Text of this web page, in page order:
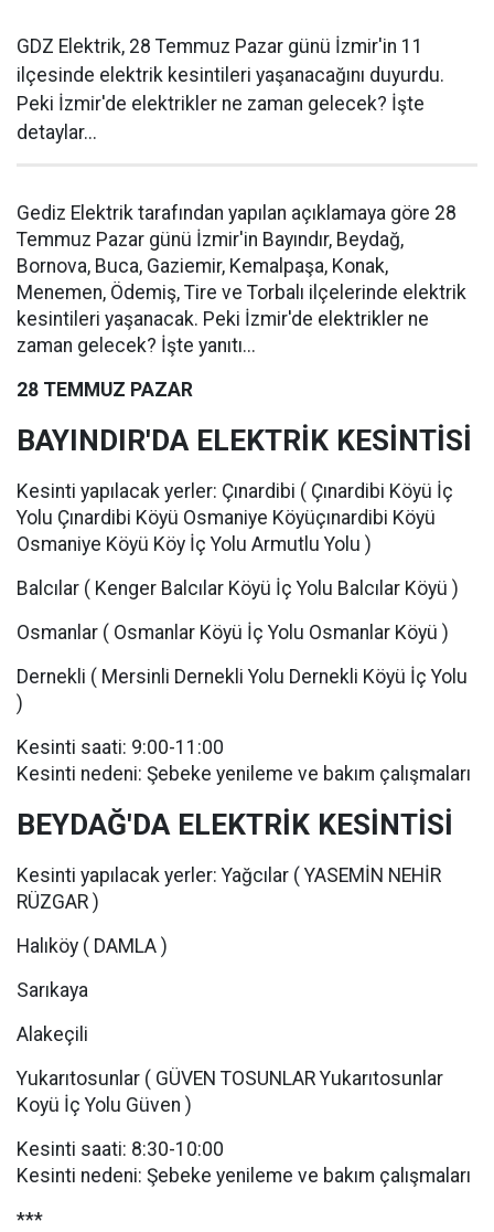
GDZ Elektrik, 28 Temmuz Pazar günü İzmir'in 11
ilçesinde elektrik kesintileri yaşanacağını duyurdu.
Peki İzmir'de elektrikler ne zaman gelecek? İşte
detaylar...
Gediz Elektrik tarafından yapılan açıklamaya göre 28
Temmuz Pazar günü İzmir'in Bayındır, Beydağ,
Bornova, Buca, Gaziemir, Kemalpaşa, Konak,
Menemen, Ödemiş, Tire ve Torbalı ilçelerinde elektrik
kesintileri yaşanacak. Peki İzmir'de elektrikler ne
zaman gelecek? İşte yanıtı...
28 TEMMUZ PAZAR
BAYINDIR'DA ELEKTRİK KESİNTİSİ
Kesinti yapılacak yerler: Çınardibi ( Çınardibi Köyü İç
Yolu Çınardibi Köyü Osmaniye Köyüçınardibi Köyü
Osmaniye Köyü Köy İç Yolu Armutlu Yolu )
Balcılar ( Kenger Balcılar Köyü İç Yolu Balcılar Köyü )
Osmanlar ( Osmanlar Köyü İç Yolu Osmanlar Köyü )
Dernekli ( Mersinli Dernekli Yolu Dernekli Köyü İç Yolu
)
Kesinti saati: 9:00-11:00
Kesinti nedeni: Şebeke yenileme ve bakım çalışmaları
BEYDAĞ'DA ELEKTRİK KESİNTİSİ
Kesinti yapılacak yerler: Yağcılar ( YASEMİN NEHİR
RÜZGAR )
Halıköy ( DAMLA )
Sarıkaya
Alakeçili
Yukarıtosunlar ( GÜVEN TOSUNLAR Yukarıtosunlar
Koyü İç Yolu Güven )
Kesinti saati: 8:30-10:00
Kesinti nedeni: Şebeke yenileme ve bakım çalışmaları
***